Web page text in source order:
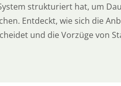
strukturiert hat, um
Entdeckt, wie sich die
und die Vorzüge von